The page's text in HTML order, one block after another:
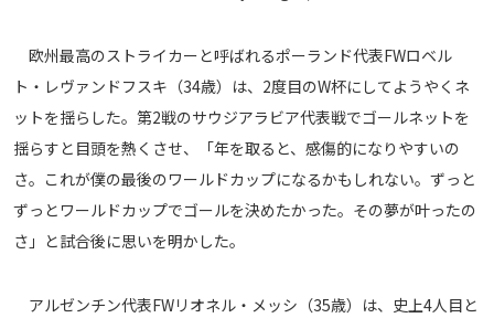
欧州最高のストライカーと呼ばれるポーランド代表FWロベル
ト・レヴァンドフスキ（34歳）は、2度目のW杯にしてようやくネ
ットを揺らした。第2戦のサウジアラビア代表戦でゴールネットを
揺らすと目頭を熱くさせ、「年を取ると、感傷的になりやすいの
さ。これが僕の最後のワールドカップになるかもしれない。ずっと
ずっとワールドカップでゴールを決めたかった。その夢が叶ったの
さ」と試合後に思いを明かした。
アルゼンチン代表FWリオネル・メッシ（35歳）は、史上4人目と